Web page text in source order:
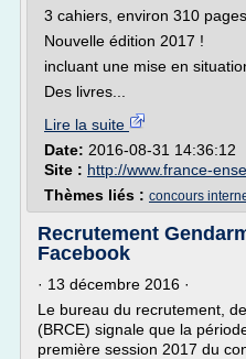
3 cahiers, environ 310
Nouvelle édition 2017 !
incluant une mise en
Des livres...
Lire la suite
Date: 2016-08-31 14:36:12
Site : http://www.france-
Thèmes liés : concours
Recrutement
Facebook
· 13 décembre 2016 ·
Le bureau du recrutement,
(BRCE) signale que la
première session 2017 du